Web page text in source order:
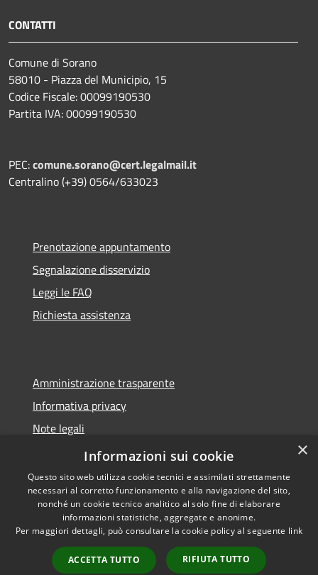
CONTATTI
Comune di Sorano
58010 - Piazza del Municipio, 15
Codice Fiscale: 00099190530
Partita IVA: 00099190530
PEC:comune.sorano@cert.legalmail.it
Centralino (+39) 0564/633023
Prenotazione appuntamento
Segnalazione disservizio
Leggi le FAQ
Richiesta assistenza
Amministrazione trasparente
Informativa privacy
Note legali
Dichiarazione di accessibilità
Accessibilità
Copyright © 2026 • Comune di
Sorano • Powered by
Municipium•
Accesso
×
Informazioni sui cookie
Questo sito web utilizza cookie tecnici e assimilati strettamente
necessari al corretto funzionamento e alla navigazione del sito,
nonché un cookie tecnico analitico al solo fine di elaborare
informazioni statistiche, aggregate e anonime.
Per maggiori dettagli, può consultare la cookie policy al seguente link
ACCETTA TUTTO RIFIUTA TUTTO